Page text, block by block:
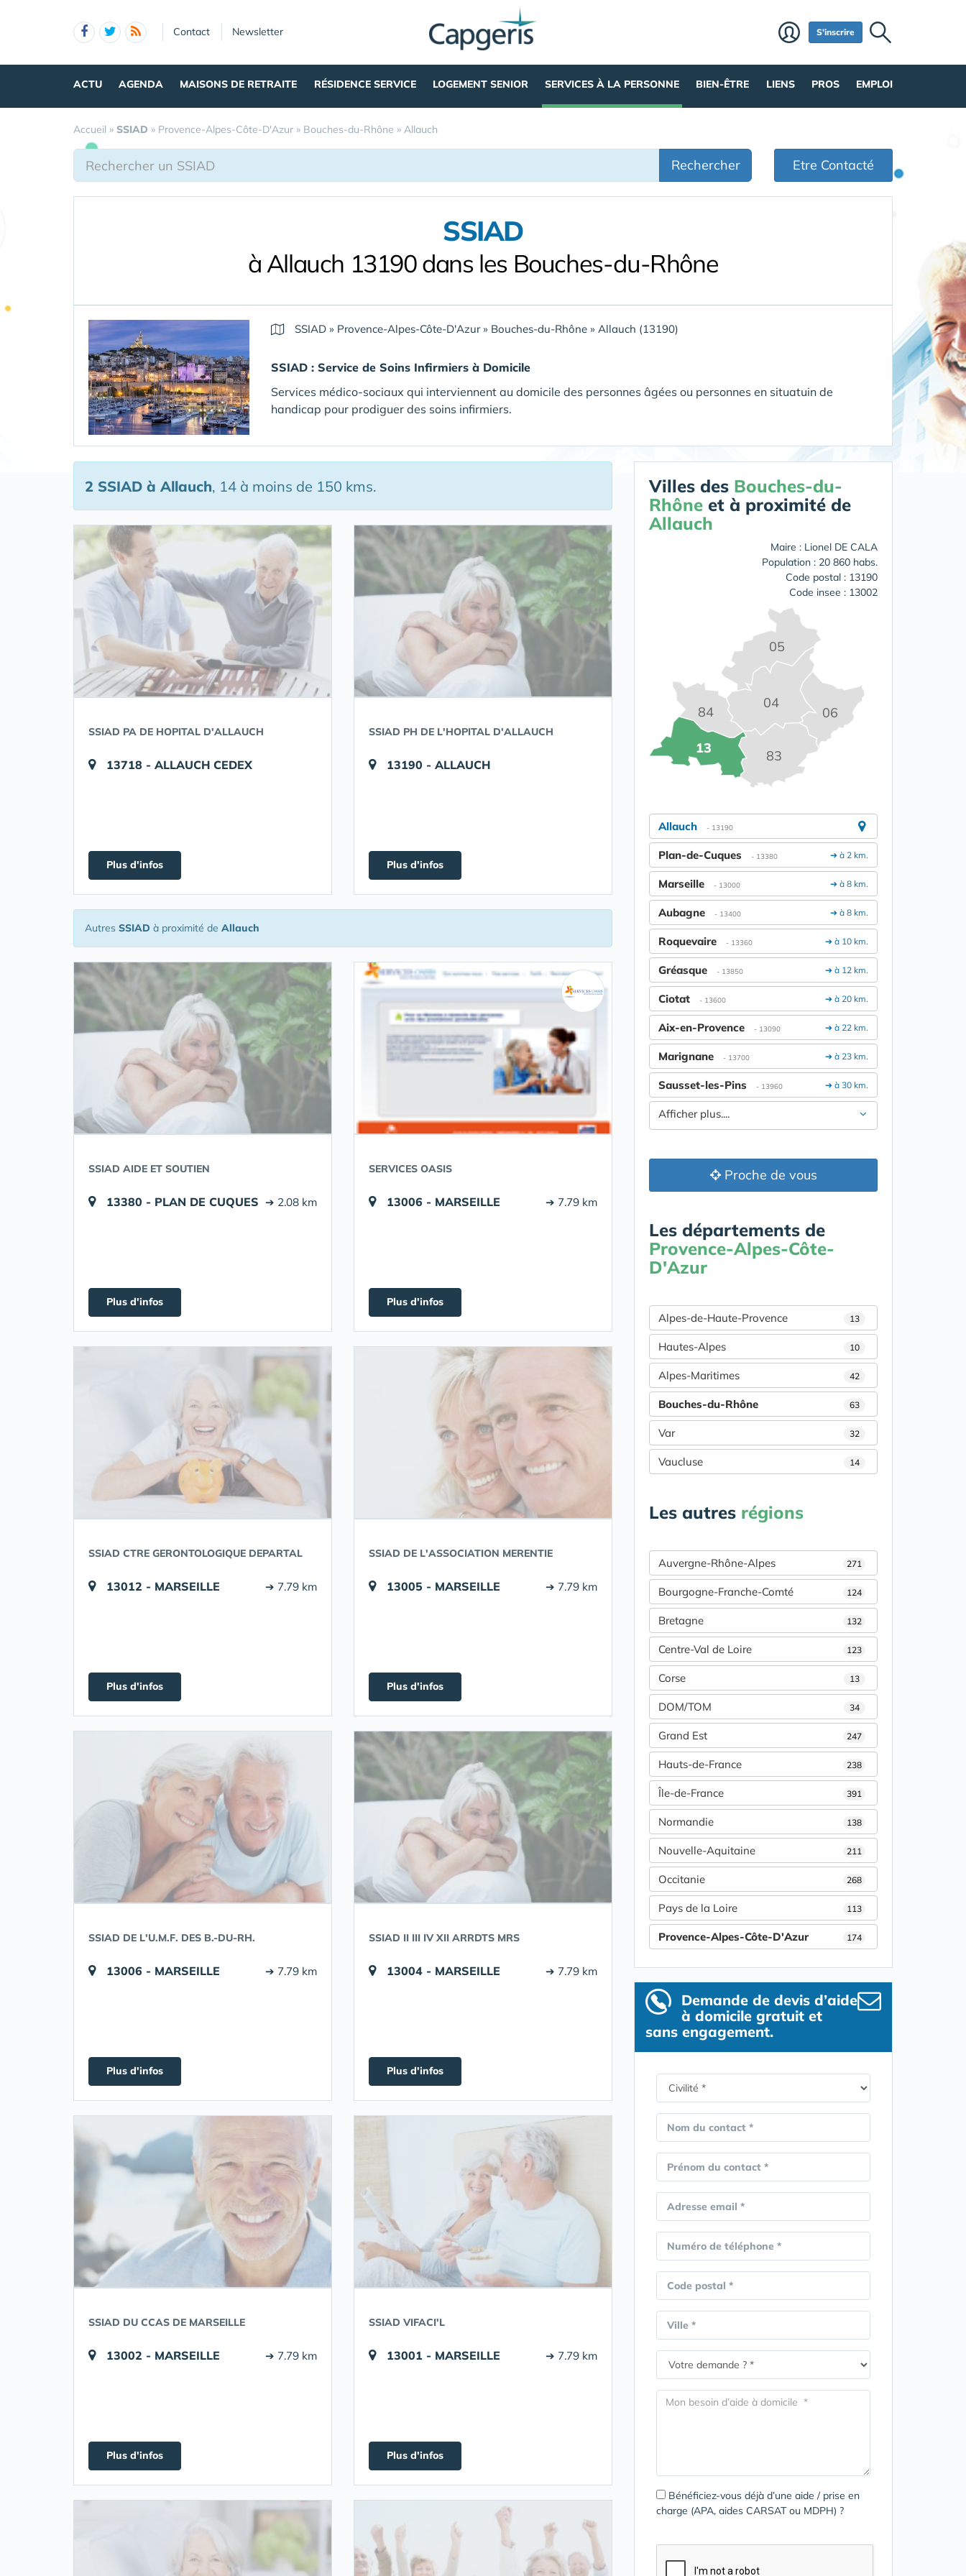
Contact Newsletter S'inscrire
ACTU AGENDA MAISONS DE RETRAITE RÉSIDENCE SERVICE LOGEMENT SENIOR SERVICES À LA PERSONNE BIEN-ÊTRE LIENS PROS EMPLOI
Accueil » SSIAD » Provence-Alpes-Côte-D'Azur » Bouches-du-Rhône » Allauch
Rechercher Etre Contacté
SSIAD
à Allauch 13190 dans les Bouches-du-Rhône
SSIAD » Provence-Alpes-Côte-D'Azur» Bouches-du-Rhône » Allauch (13190)
SSIAD : Service de Soins Infirmiers à Domicile
Services médico-sociaux qui interviennent au domicile des personnes âgées ou personnes en situatuin de
handicap pour prodiguer des soins infirmiers.
2 SSIAD à Allauch, 14 à moins de 150 kms.
SSIAD PA DE HOPITAL D'ALLAUCH
13718 - ALLAUCH CEDEX
Plus d'infos
SSIAD PH DE L'HOPITAL D'ALLAUCH
13190 - ALLAUCH
Plus d'infos
Autres SSIAD à proximité de Allauch
SSIAD AIDE ET SOUTIEN
13380 - PLAN DE CUQUES ➔ 2.08 km
Plus d'infos
SERVICES OASIS
13006 - MARSEILLE ➔ 7.79 km
Plus d'infos
SSIAD CTRE GERONTOLOGIQUE DEPARTAL
13012 - MARSEILLE ➔ 7.79 km
Plus d'infos
SSIAD DE L'ASSOCIATION MERENTIE
13005 - MARSEILLE ➔ 7.79 km
Plus d'infos
SSIAD DE L'U.M.F. DES B.-DU-RH.
13006 - MARSEILLE ➔ 7.79 km
Plus d'infos
SSIAD II III IV XII ARRDTS MRS
13004 - MARSEILLE ➔ 7.79 km
Plus d'infos
SSIAD DU CCAS DE MARSEILLE
13002 - MARSEILLE ➔ 7.79 km
Plus d'infos
SSIAD VIFACI'L
13001 - MARSEILLE ➔ 7.79 km
Plus d'infos
Villes des Bouches-du-
Rhône et à proximité de
Allauch
Maire : Lionel DE CALA
Population : 20 860 habs.
Code postal : 13190
Code insee : 13002
04
05
06
13 83
84
Allauch - 13190
➔ à 2 km.
Plan-de-Cuques - 13380
➔ à 8 km.
Marseille - 13000
➔ à 8 km.
Aubagne - 13400
➔ à 10 km.
Roquevaire - 13360
➔ à 12 km.
Gréasque - 13850
➔ à 20 km.
Ciotat - 13600
➔ à 22 km.
Aix-en-Provence - 13090
➔ à 23 km.
Marignane - 13700
➔ à 30 km.
Sausset-les-Pins - 13960
Afficher plus....
Proche de vous
Les départements de
Provence-Alpes-Côte-
D'Azur
Alpes-de-Haute-Provence 13
Hautes-Alpes 10
Alpes-Maritimes 42
Bouches-du-Rhône 63
Var 32
Vaucluse 14
Les autres régions
Auvergne-Rhône-Alpes 271
Bourgogne-Franche-Comté 124
Bretagne 132
Centre-Val de Loire 123
Corse 13
DOM/TOM 34
Grand Est 247
Hauts-de-France 238
Île-de-France 391
Normandie 138
Nouvelle-Aquitaine 211
Occitanie 268
Pays de la Loire 113
Provence-Alpes-Côte-D'Azur 174
Demande de devis d’aide
à domicile gratuit et
sans engagement.
Nom du contact *
Prénom du contact *
Adresse email *
Numéro de téléphone *
Code postal *
Ville *
Bénéficiez-vous déjà d’une aide / prise en
charge (APA, aides CARSAT ou MDPH) ?